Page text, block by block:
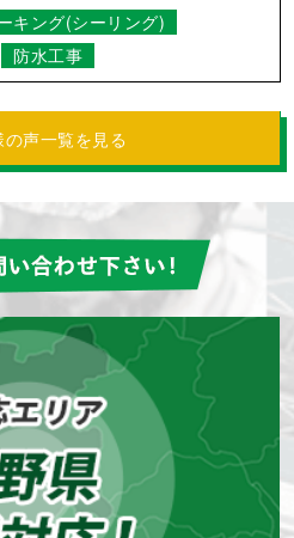
キング(シーリング)
防水工事
の声一覧を見る